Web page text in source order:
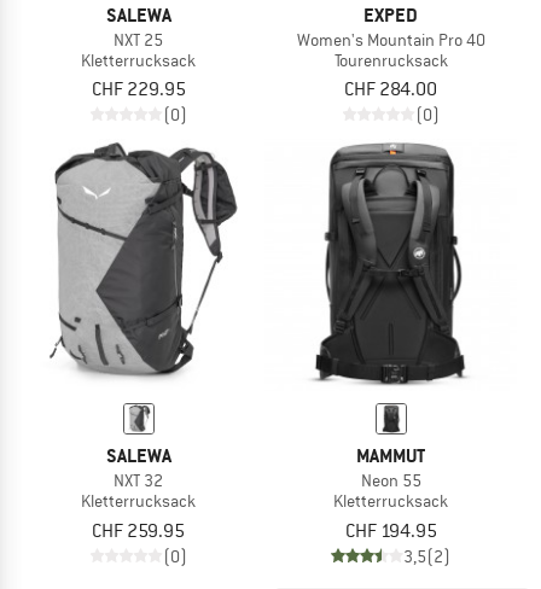
SALEWA
NXT 25
Kletterrucksack
CHF 229.95
(0)
EXPED
Women's Mountain Pro 40
Tourenrucksack
CHF 284.00
(0)
SALEWA
NXT 32
Kletterrucksack
CHF 259.95
(0)
MAMMUT
Neon 55
Kletterrucksack
CHF 194.95
3,5(2)